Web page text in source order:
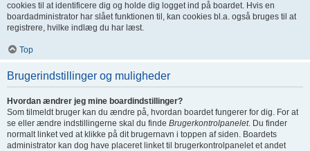
cookies til at identificere dig og holde dig logget ind på boardet. Hvis en
boardadministrator har slået funktionen til, kan cookies bl.a. også bruges til at
registrere, hvilke indlæg du har læst.
Top
Brugerindstillinger og muligheder
Hvordan ændrer jeg mine boardindstillinger?
Som tilmeldt bruger kan du ændre på, hvordan boardet fungerer for dig. For at
se eller ændre indstillingerne skal du finde Brugerkontrolpanelet. Du finder
normalt linket ved at klikke på dit brugernavn i toppen af siden. Boardets
administrator kan dog have placeret linket til brugerkontrolpanelet et andet